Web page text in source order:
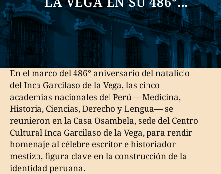
ANIVERSARIO DE NATALICIO
En el marco del 486° aniversario del natalicio
del Inca Garcilaso de la Vega, las cinco
academias nacionales del Perú —Medicina,
Historia, Ciencias, Derecho y Lengua— se
reunieron en la Casa Osambela, sede del Centro
Cultural Inca Garcilaso de la Vega, para rendir
homenaje al célebre escritor e historiador
mestizo, figura clave en la construcción de la
identidad peruana.